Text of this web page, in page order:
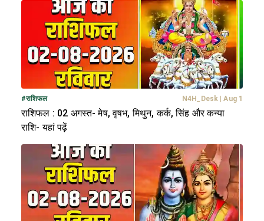
#राशिफल N4H_Desk | Aug 1
राशिफल : 02 अगस्त- मेष, वृषभ, मिथुन, कर्क, सिंह और कन्या
राशि- यहां पढ़ें